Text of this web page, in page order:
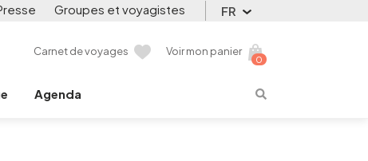
Groupes et voyagistes FR
Carnet de voyages
0
Voir mon panier
Agenda